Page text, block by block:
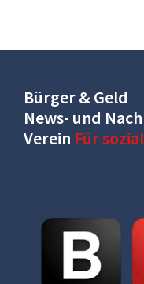
Bürger & Geld
News- und
Verein Für